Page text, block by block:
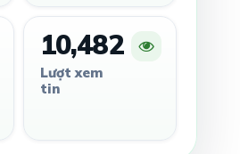
10,482
Lượt xem
tin